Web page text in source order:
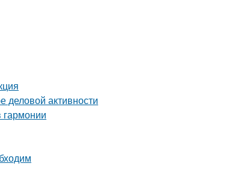
активности